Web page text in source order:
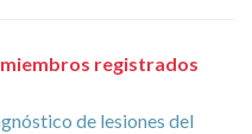
miembros registrados
de lesiones del